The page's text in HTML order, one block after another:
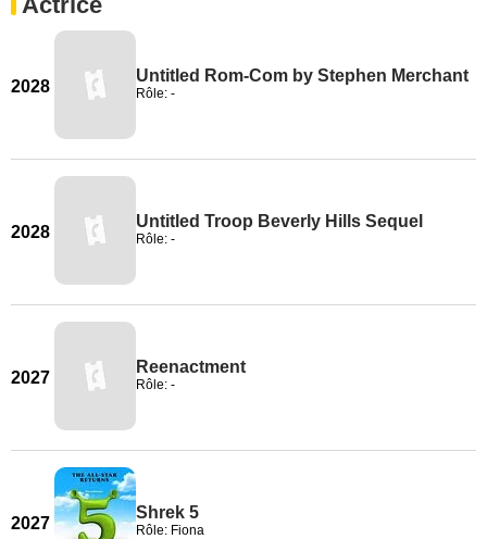
2028
Untitled Rom-Com by Stephen Merchant
Rôle: -
2028
Untitled Troop Beverly Hills Sequel
Rôle: -
2027
Reenactment
Rôle: -
2027
Shrek 5
Rôle: Fiona